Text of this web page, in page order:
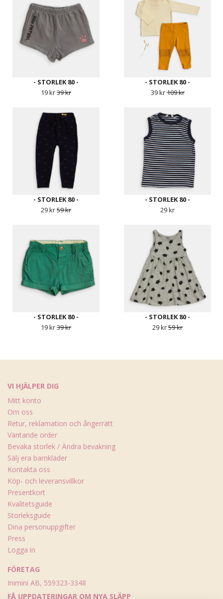
- STORLEK 80 -
19 kr39 kr
- STORLEK 80 -
39 kr109 kr
- STORLEK 80 -
29 kr59 kr
- STORLEK 80 -
29 kr
- STORLEK 80 -
19 kr39 kr
- STORLEK 80 -
29 kr59 kr
VI HJÄLPER DIG
Mitt konto
Om oss
Retur, reklamation och ångerrätt
Väntande order
Bevaka storlek / Ändra bevakning
Sälj era barnkläder
Kontakta oss
Köp- och leveransvillkor
Presentkort
Kvalitetsguide
Storleksguide
Dina personuppgifter
Press
Logga in
FÖRETAG
Inimini AB, 559323-3348
FÅ UPPDATERINGAR OM NYA SLÄPP